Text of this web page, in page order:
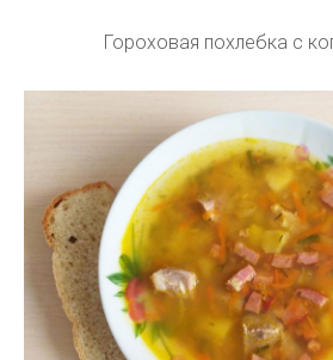
Гороховая похлебка с